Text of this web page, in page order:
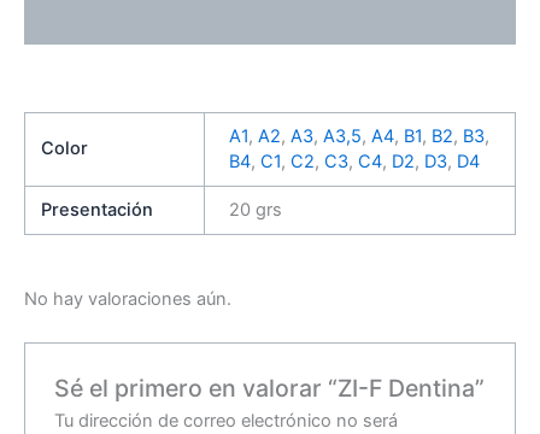
Color
A1, A2, A3, A3,5, A4, B1, B2, B3,
B4, C1, C2, C3, C4, D2, D3, D4
Presentación 20 grs
No hay valoraciones aún.
Sé el primero en valorar “ZI-F Dentina”
Tu dirección de correo electrónico no será